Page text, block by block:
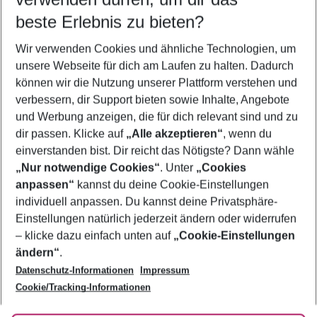
5-8 Nächte
2 Erwachsene Keine Kinder
Mehr Filter anzeigen
Footer
Footer navigation
Über uns
AGB
Bestpreisgarantie
Cookie-Einstellungen ändern
Cookie-Richtlinie
Agenturbetreuung
Barrierefreies Reisen
Folge uns
beste Erlebnis zu bieten?
Wir verwenden Cookies und ähnliche Technologien, um
unsere Webseite für dich am Laufen zu halten. Dadurch
können wir die Nutzung unserer Plattform verstehen und
verbessern, dir Support bieten sowie Inhalte, Angebote
und Werbung anzeigen, die für dich relevant sind und zu
dir passen. Klicke auf „Alle akzeptieren“, wenn du
einverstanden bist. Dir reicht das Nötigste? Dann wähle
„Nur notwendige Cookies“. Unter „Cookies
anpassen“ kannst du deine Cookie-Einstellungen
individuell anpassen. Du kannst deine Privatsphäre-
Einstellungen natürlich jederzeit ändern oder widerrufen
– klicke dazu einfach unten auf „Cookie-Einstellungen
ändern“.
Datenschutz-Informationen
Impressum
Cookie/Tracking-Informationen